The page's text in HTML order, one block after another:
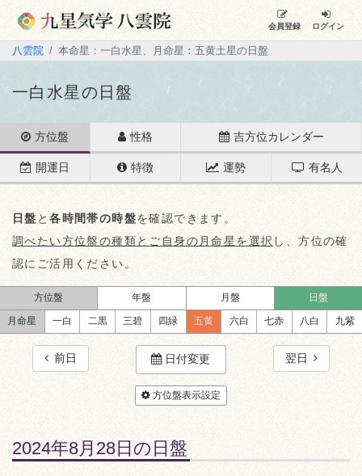
会員登録 ログイン
八雲院 本命星：一白水星、月命星：五黄土星の日盤
一白水星の日盤
方位盤 性格 吉方位カレンダー
開運日 特徴 運勢 有名人
日盤 と各時間帯の時盤を確認できます。
調べたい方位盤の種類とご自身の月命星を選択 し、方位の確
認にご活用ください。
方位盤 年盤 月盤 日盤
月命星 一白 二黒 三碧 四緑 五黄 六白 七赤 八白 九紫
前日 日付変更 翌日
方位盤表示設定
2024年8月28日の日盤